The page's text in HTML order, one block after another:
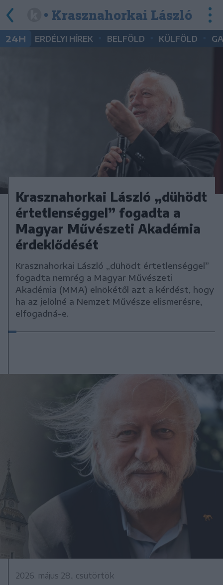
• Krasznahorkai László
24H ERDÉLYI HÍREK BELFÖLD KÜLFÖLD
Krasznahorkai László „dühödt
értetlenséggel” fogadta a
Magyar Művészeti Akadémia
érdeklődését
Krasznahorkai László „dühödt értetlenséggel”
fogadta nemrég a Magyar Művészeti
Akadémia (MMA) elnökétől azt a kérdést, hogy
ha az jelölné a Nemzet Művésze elismerésre,
elfogadná-e.
2026. május 28., csütörtök